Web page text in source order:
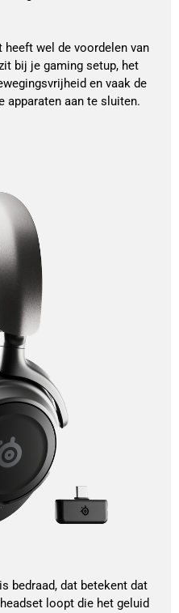
heeft wel de voordelen van
bij je gaming setup, het
en vaak de
apparaten aan te sluiten.
bedraad, dat betekent dat
loopt die het geluid